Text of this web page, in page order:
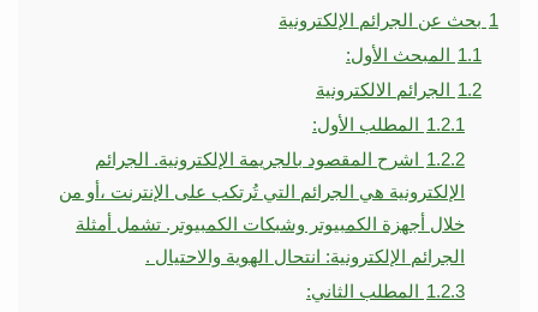
1 بحث عن الجرائم الإلكترونية
1.1 المبحث الأول:
1.2 الجرائم الالكترونية
1.2.1 المطلب الأول:
1.2.2 اشرح المقصود بالجريمة الإلكترونية. الجرائم
الإلكترونية هي الجرائم التي تُرتكب على الإنترنت ،أو من
خلال أجهزة الكمبيوتر وشبكات الكمبيوتر. تشمل أمثلة
الجرائم الإلكترونية: انتحال الهوية والاحتيال .
1.2.3 المطلب الثاني: